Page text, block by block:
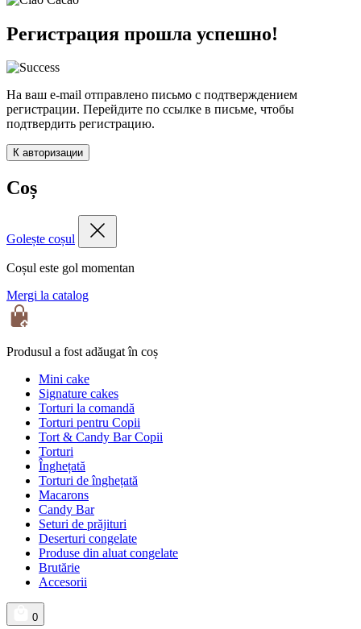
Регистрация прошла успешно!
На ваш e-mail отправлено письмо с подтверждением
регистрации. Перейдите по ссылке в письме, чтобы
подтвердить регистрацию.
К авторизации
Coș
Golește coșul
Coșul este gol momentan
Mergi la catalog
Produsul a fost adăugat în coș
Mini cake
Signature cakes
Torturi la comandă
Torturi pentru Copii
Tort & Candy Bar Copii
Torturi
Înghețată
Torturi de înghețată
Macarons
Candy Bar
Seturi de prăjituri
Deserturi congelate
Produse din aluat congelate
Brutărie
Accesorii
0